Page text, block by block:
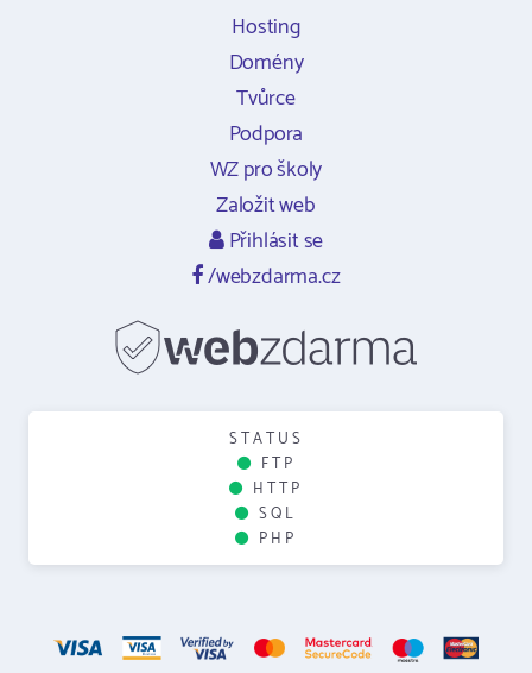
Hosting
Domény
Tvůrce
Podpora
WZ pro školy
Založit web
Přihlásit se
/webzdarma.cz
STATUS
FTP
HTTP
SQL
PHP